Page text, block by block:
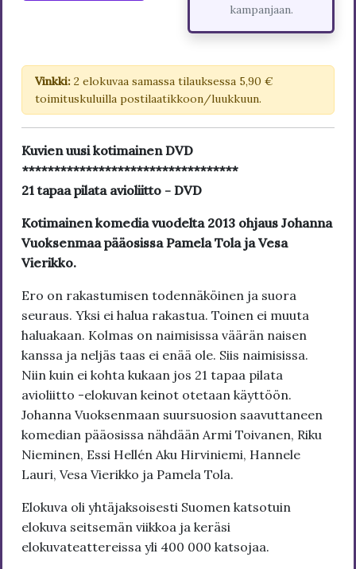
kampanjaan.
Vinkki: 2 elokuvaa samassa tilauksessa 5,90 €
toimituskuluilla postilaatikkoon/luukkuun.
Kuvien uusi kotimainen DVD
**********************************
21 tapaa pilata avioliitto - DVD
Kotimainen komedia vuodelta 2013 ohjaus Johanna
Vuoksenmaa pääosissa Pamela Tola ja Vesa
Vierikko.
Ero on rakastumisen todennäköinen ja suora
seuraus. Yksi ei halua rakastua. Toinen ei muuta
haluakaan. Kolmas on naimisissa väärän naisen
kanssa ja neljäs taas ei enää ole. Siis naimisissa.
Niin kuin ei kohta kukaan jos 21 tapaa pilata
avioliitto -elokuvan keinot otetaan käyttöön.
Johanna Vuoksenmaan suursuosion saavuttaneen
komedian pääosissa nähdään Armi Toivanen, Riku
Nieminen, Essi Hellén Aku Hirviniemi, Hannele
Lauri, Vesa Vierikko ja Pamela Tola.
Elokuva oli yhtäjaksoisesti Suomen katsotuin
elokuva seitsemän viikkoa ja keräsi
elokuvateattereissa yli 400 000 katsojaa.